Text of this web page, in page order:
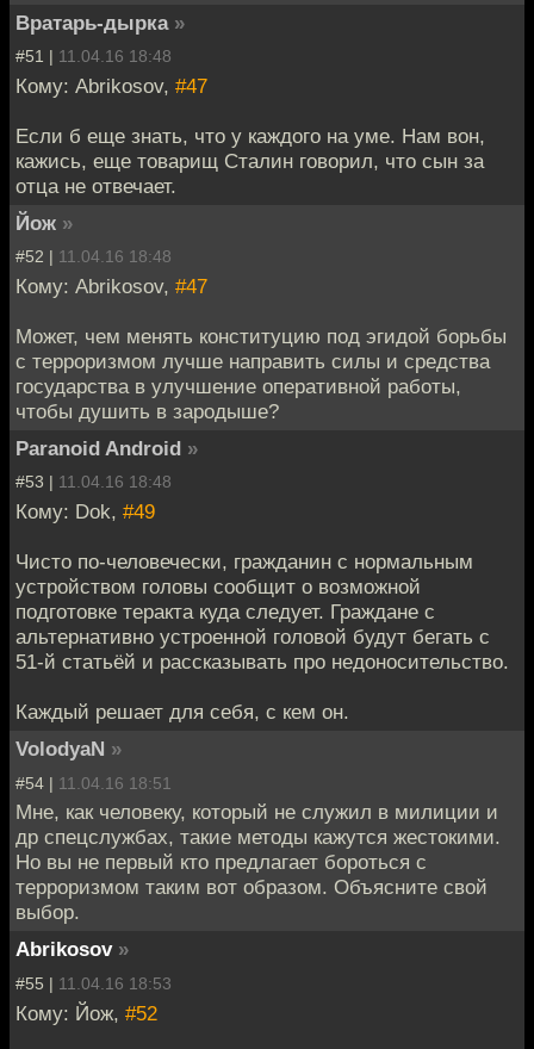
Вратарь-дырка »
#51 | 11.04.16 18:48
Кому: Abrikosov, #47
Если б еще знать, что у каждого на уме. Нам вон,
кажись, еще товарищ Сталин говорил, что сын за
отца не отвечает.
Йож »
#52 | 11.04.16 18:48
Кому: Abrikosov, #47
Может, чем менять конституцию под эгидой борьбы
с терроризмом лучше направить силы и средства
государства в улучшение оперативной работы,
чтобы душить в зародыше?
Paranoid Android »
#53 | 11.04.16 18:48
Кому: Dok, #49
Чисто по-человечески, гражданин с нормальным
устройством головы сообщит о возможной
подготовке теракта куда следует. Граждане с
альтернативно устроенной головой будут бегать с
51-й статьёй и рассказывать про недоносительство.
Каждый решает для себя, с кем он.
VolodyaN »
#54 | 11.04.16 18:51
Мне, как человеку, который не служил в милиции и
др спецслужбах, такие методы кажутся жестокими.
Но вы не первый кто предлагает бороться с
терроризмом таким вот образом. Объясните свой
выбор.
Abrikosov »
#55 | 11.04.16 18:53
Кому: Йож, #52